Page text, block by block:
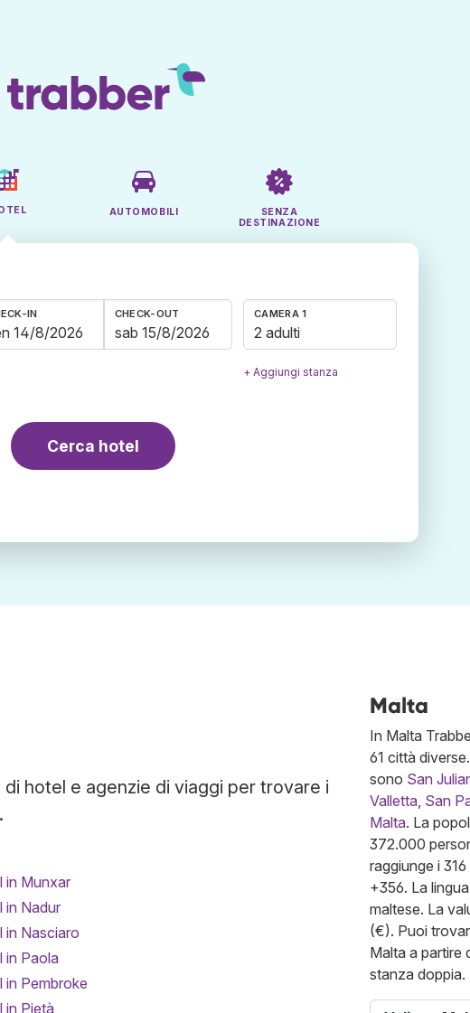
AUTOMOBILI
SENZA
DESTINAZIONE
IN CHECK-OUT CAMERA 1
2 adulti
+ Aggiungi stanza
Cerca hotel
hotel e agenzie di viaggi per trovare i
in Munxar
in Nadur
in Nasciaro
in Paola
in Pembroke
in Pietà
Malta
In Malta
61 città
sono San
Valletta, San
Malta. La
372.000
raggiunge i
+356. La
maltese. La
(€). Puoi
Malta a partire
stanza doppia.